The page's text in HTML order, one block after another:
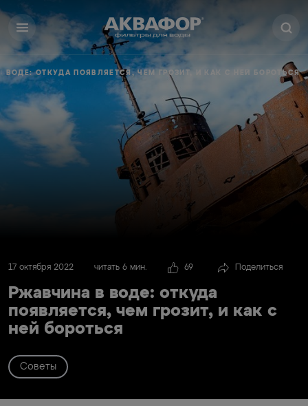
ВОДЕ: ОТКУДА ПОЯВЛЯЕТСЯ, ЧЕМ ГРОЗИТ, И КАК С НЕЙ БОРОТЬСЯ
17 октября 2022 читать 6 мин. 69 Поделиться
Ржавчина в воде: откуда
появляется, чем грозит, и как с
ней бороться
Советы